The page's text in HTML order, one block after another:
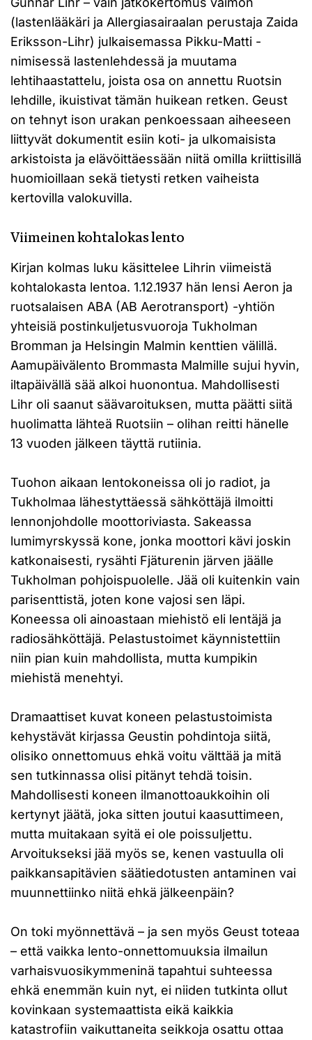
(lastenlääkäri ja Allergiasairaalan perustaja Zaida
Eriksson-Lihr) julkaisemassa Pikku-Matti -
nimisessä lastenlehdessä ja muutama
lehtihaastattelu, joista osa on annettu Ruotsin
lehdille, ikuistivat tämän huikean retken. Geust
on tehnyt ison urakan penkoessaan aiheeseen
liittyvät dokumentit esiin koti- ja ulkomaisista
arkistoista ja elävöittäessään niitä omilla kriittisillä
huomioillaan sekä tietysti retken vaiheista
kertovilla valokuvilla.
Viimeinen kohtalokas lento
Kirjan kolmas luku käsittelee Lihrin viimeistä
kohtalokasta lentoa. 1.12.1937 hän lensi Aeron ja
ruotsalaisen ABA (AB Aerotransport) -yhtiön
yhteisiä postinkuljetusvuoroja Tukholman
Bromman ja Helsingin Malmin kenttien välillä.
Aamupäivälento Brommasta Malmille sujui hyvin,
iltapäivällä sää alkoi huonontua. Mahdollisesti
Lihr oli saanut säävaroituksen, mutta päätti siitä
huolimatta lähteä Ruotsiin – olihan reitti hänelle
13 vuoden jälkeen täyttä rutiinia.
Tuohon aikaan lentokoneissa oli jo radiot, ja
Tukholmaa lähestyttäessä sähköttäjä ilmoitti
lennonjohdolle moottoriviasta. Sakeassa
lumimyrskyssä kone, jonka moottori kävi joskin
katkonaisesti, rysähti Fjäturenin järven jäälle
Tukholman pohjoispuolelle. Jää oli kuitenkin vain
parisenttistä, joten kone vajosi sen läpi.
Koneessa oli ainoastaan miehistö eli lentäjä ja
radiosähköttäjä. Pelastustoimet käynnistettiin
niin pian kuin mahdollista, mutta kumpikin
miehistä menehtyi.
Dramaattiset kuvat koneen pelastustoimista
kehystävät kirjassa Geustin pohdintoja siitä,
olisiko onnettomuus ehkä voitu välttää ja mitä
sen tutkinnassa olisi pitänyt tehdä toisin.
Mahdollisesti koneen ilmanottoaukkoihin oli
kertynyt jäätä, joka sitten joutui kaasuttimeen,
mutta muitakaan syitä ei ole poissuljettu.
Arvoitukseksi jää myös se, kenen vastuulla oli
paikkansapitävien säätiedotusten antaminen vai
muunnettiinko niitä ehkä jälkeenpäin?
On toki myönnettävä – ja sen myös Geust toteaa
– että vaikka lento-onnettomuuksia ilmailun
varhaisvuosikymmeninä tapahtui suhteessa
ehkä enemmän kuin nyt, ei niiden tutkinta ollut
kovinkaan systemaattista eikä kaikkia
katastrofiin vaikuttaneita seikkoja osattu ottaa